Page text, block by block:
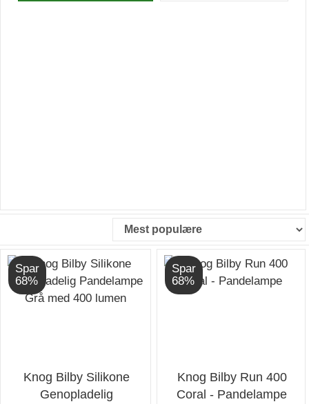
Spar
68%
Knog Bilby Silikone
Genopladelig
Spar
68%
Knog Bilby Run 400
Coral - Pandelampe